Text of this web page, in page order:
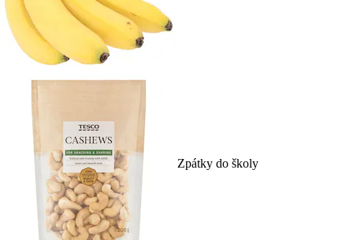
Zpátky do školy